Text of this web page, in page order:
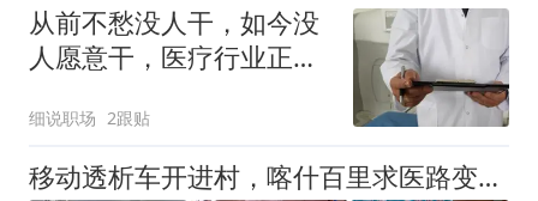
从前不愁没人干，如今没
人愿意干，医疗行业正在
细说职场 2跟贴
移动透析车开进村，喀什百里求医路变家门口的诊疗室